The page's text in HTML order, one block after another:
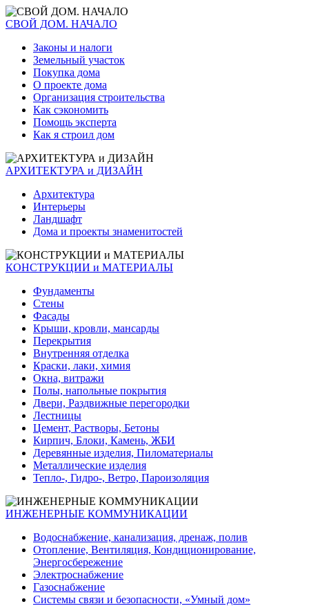
СВОЙ ДОМ. НАЧАЛО
Законы и налоги
Земельный участок
Покупка дома
О проекте дома
Организация строительства
Как сэкономить
Помощь эксперта
Как я строил дом
АРХИТЕКТУРА и ДИЗАЙН
Архитектура
Интерьеры
Ландшафт
Дома и проекты знаменитостей
КОНСТРУКЦИИ и МАТЕРИАЛЫ
Фундаменты
Стены
Фасады
Крыши, кровли, мансарды
Перекрытия
Внутренняя отделка
Краски, лаки, химия
Окна, витражи
Полы, напольные покрытия
Двери, Раздвижные перегородки
Лестницы
Цемент, Растворы, Бетоны
Кирпич, Блоки, Камень, ЖБИ
Деревянные изделия, Пиломатериалы
Металлические изделия
Тепло-, Гидро-, Ветро, Пароизоляция
ИНЖЕНЕРНЫЕ КОММУНИКАЦИИ
Водоснабжение, канализация, дренаж, полив
Отопление, Вентиляция, Кондиционирование,
Энергосбережение
Электроснабжение
Газоснабжение
Системы связи и безопасности, «Умный дом»